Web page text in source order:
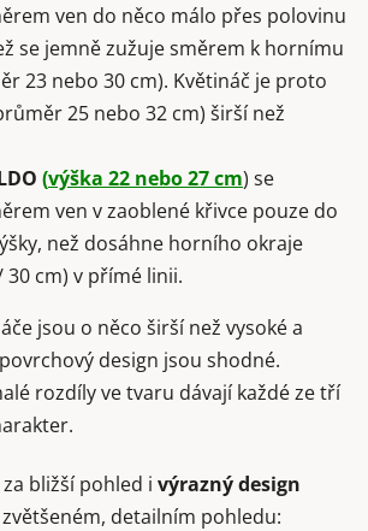
ven do něco málo přes polovinu
se jemně zužuje směrem k hornímu
23 nebo 30 cm). Květináč je proto
25 nebo 32 cm) širší než
(výška 22 nebo 27 cm) se
ven v zaoblené křivce pouze do
než dosáhne horního okraje
cm) v přímé linii.
jsou o něco širší než vysoké a
design jsou shodné.
rozdíly ve tvaru dávají každé ze tří
bližší pohled i výrazný design
zvětšeném, detailním pohledu: